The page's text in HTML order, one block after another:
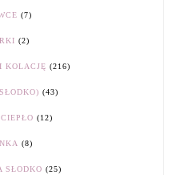
(7)
(2)
KOLACJĘ (216)
(43)
(12)
(8)
SŁODKO (25)